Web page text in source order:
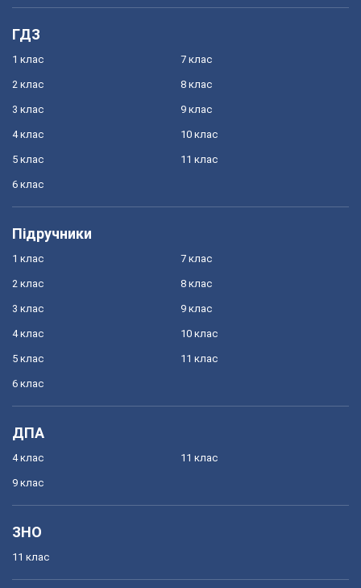
ГДЗ
1 клас
2 клас
3 клас
4 клас
5 клас
6 клас
7 клас
8 клас
9 клас
10 клас
11 клас
Підручники
1 клас
2 клас
3 клас
4 клас
5 клас
6 клас
7 клас
8 клас
9 клас
10 клас
11 клас
ДПА
4 клас
9 клас
11 клас
ЗНО
11 клас